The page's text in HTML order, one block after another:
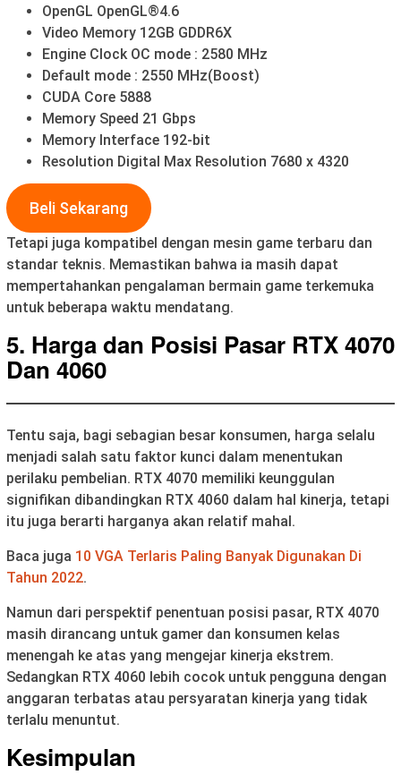
OpenGL OpenGL®4.6
Video Memory 12GB GDDR6X
Engine Clock OC mode : 2580 MHz
Default mode : 2550 MHz(Boost)
CUDA Core 5888
Memory Speed 21 Gbps
Memory Interface 192-bit
Resolution Digital Max Resolution 7680 x 4320
Beli Sekarang
Tetapi juga kompatibel dengan mesin game terbaru dan
standar teknis. Memastikan bahwa ia masih dapat
mempertahankan pengalaman bermain game terkemuka
untuk beberapa waktu mendatang.
5. Harga dan Posisi Pasar RTX 4070
Dan 4060
Tentu saja, bagi sebagian besar konsumen, harga selalu
menjadi salah satu faktor kunci dalam menentukan
perilaku pembelian. RTX 4070 memiliki keunggulan
signifikan dibandingkan RTX 4060 dalam hal kinerja, tetapi
itu juga berarti harganya akan relatif mahal.
Baca juga 10 VGA Terlaris Paling Banyak Digunakan Di
Tahun 2022.
Namun dari perspektif penentuan posisi pasar, RTX 4070
masih dirancang untuk gamer dan konsumen kelas
menengah ke atas yang mengejar kinerja ekstrem.
Sedangkan RTX 4060 lebih cocok untuk pengguna dengan
anggaran terbatas atau persyaratan kinerja yang tidak
terlalu menuntut.
Kesimpulan